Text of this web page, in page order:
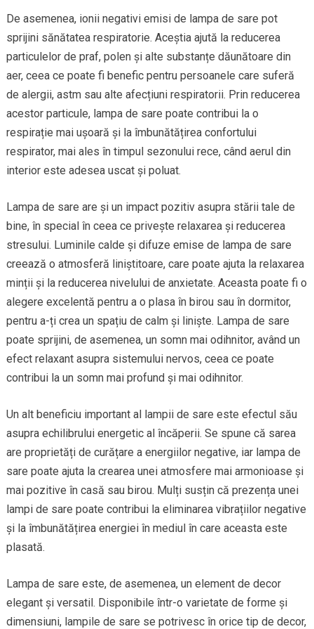
De asemenea, ionii negativi emisi de lampa de sare pot
sprijini sănătatea respiratorie. Aceștia ajută la reducerea
particulelor de praf, polen și alte substanțe dăunătoare din
aer, ceea ce poate fi benefic pentru persoanele care suferă
de alergii, astm sau alte afecțiuni respiratorii. Prin reducerea
acestor particule, lampa de sare poate contribui la o
respirație mai ușoară și la îmbunătățirea confortului
respirator, mai ales în timpul sezonului rece, când aerul din
interior este adesea uscat și poluat.
Lampa de sare are și un impact pozitiv asupra stării tale de
bine, în special în ceea ce privește relaxarea și reducerea
stresului. Luminile calde și difuze emise de lampa de sare
creează o atmosferă liniștitoare, care poate ajuta la relaxarea
minții și la reducerea nivelului de anxietate. Aceasta poate fi o
alegere excelentă pentru a o plasa în birou sau în dormitor,
pentru a-ți crea un spațiu de calm și liniște. Lampa de sare
poate sprijini, de asemenea, un somn mai odihnitor, având un
efect relaxant asupra sistemului nervos, ceea ce poate
contribui la un somn mai profund și mai odihnitor.
Un alt beneficiu important al lampii de sare este efectul său
asupra echilibrului energetic al încăperii. Se spune că sarea
are proprietăți de curățare a energiilor negative, iar lampa de
sare poate ajuta la crearea unei atmosfere mai armonioase și
mai pozitive în casă sau birou. Mulți susțin că prezența unei
lampi de sare poate contribui la eliminarea vibrațiilor negative
și la îmbunătățirea energiei în mediul în care aceasta este
plasată.
Lampa de sare este, de asemenea, un element de decor
elegant și versatil. Disponibile într-o varietate de forme și
dimensiuni, lampile de sare se potrivesc în orice tip de decor,